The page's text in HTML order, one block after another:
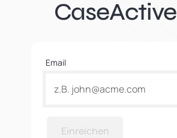
CaseActive
Email
Einreichen